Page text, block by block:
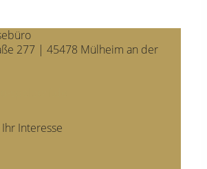
277 | 45478 Mülheim an der
Interesse